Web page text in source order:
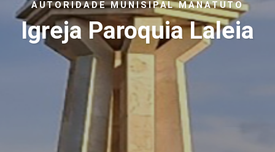
AUTORIDADE MUNISIPAL MANATUTO
Igreja Paroquia Laleia